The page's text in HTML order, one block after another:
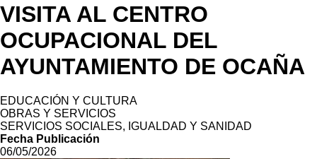
VISITA AL CENTRO
OCUPACIONAL DEL
AYUNTAMIENTO DE OCAÑA
EDUCACIÓN Y CULTURA
OBRAS Y SERVICIOS
SERVICIOS SOCIALES, IGUALDAD Y SANIDAD
Fecha Publicación
06/05/2026